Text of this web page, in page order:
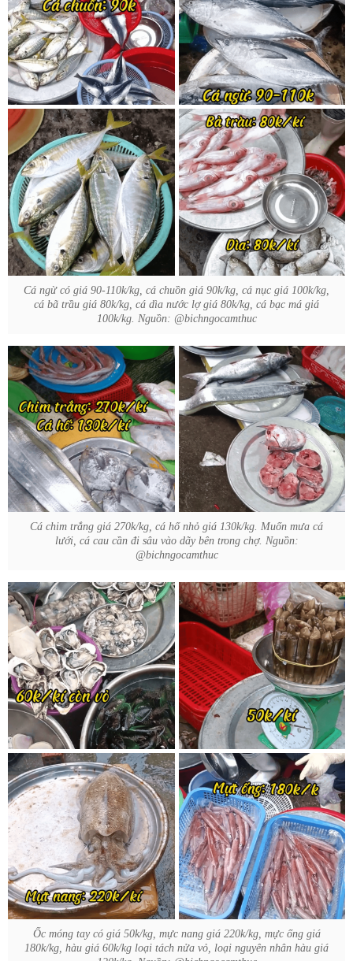
Cá ngừ có giá 90-110k/kg, cá chuồn giá 90k/kg, cá nục giá 100k/kg,
cá bã trầu giá 80k/kg, cá dìa nước lợ giá 80k/kg, cá bạc má giá
100k/kg. Nguồn: @bichngocamthuc
Cá chim trắng giá 270k/kg, cá hố nhỏ giá 130k/kg. Muốn mưa cá
lưới, cá cau cần đi sâu vào dãy bên trong chợ. Nguồn:
@bichngocamthuc
Ốc móng tay có giá 50k/kg, mực nang giá 220k/kg, mực ống giá
180k/kg, hàu giá 60k/kg loại tách nửa vỏ, loại nguyên nhân hàu giá